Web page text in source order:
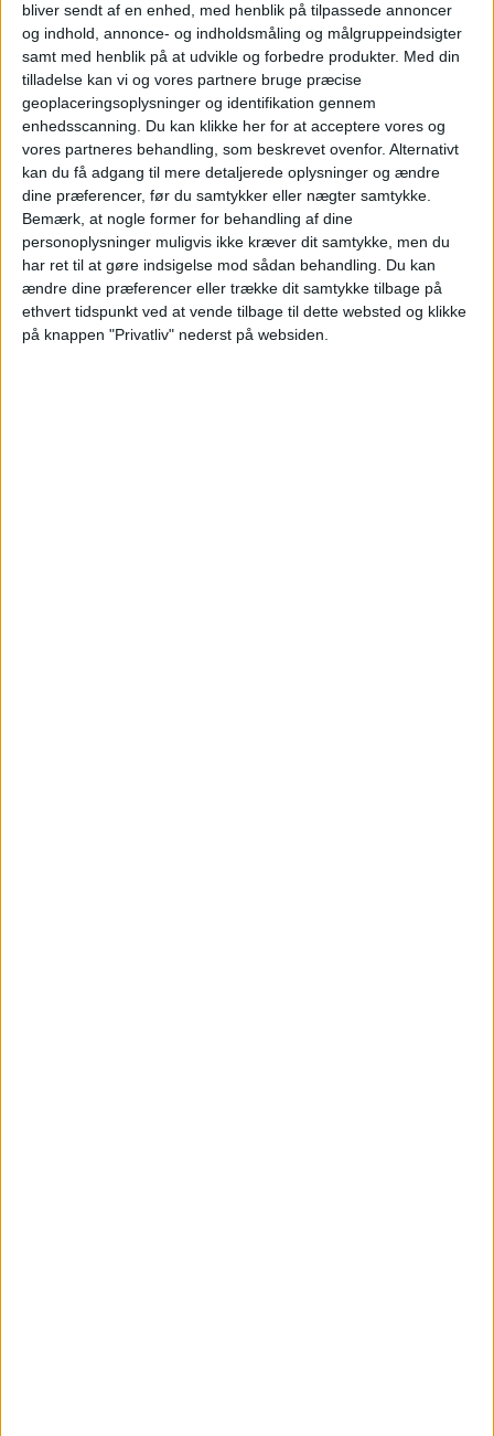
bliver sendt af en enhed, med henblik på tilpassede annoncer
og indhold, annonce- og indholdsmåling og målgruppeindsigter
samt med henblik på at udvikle og forbedre produkter. Med din
tilladelse kan vi og vores partnere bruge præcise
geoplaceringsoplysninger og identifikation gennem
enhedsscanning. Du kan klikke her for at acceptere vores og
vores partneres behandling, som beskrevet ovenfor. Alternativt
kan du få adgang til mere detaljerede oplysninger og ændre
dine præferencer, før du samtykker eller nægter samtykke.
Bemærk, at nogle former for behandling af dine
personoplysninger muligvis ikke kræver dit samtykke, men du
har ret til at gøre indsigelse mod sådan behandling.
Du kan
ændre dine præferencer eller trække dit samtykke tilbage på
ethvert tidspunkt ved at vende tilbage til dette websted og klikke
på knappen "Privatliv" nederst på websiden.
solformørkelse
Atlanta er stadig verdens
travleste lufthavn